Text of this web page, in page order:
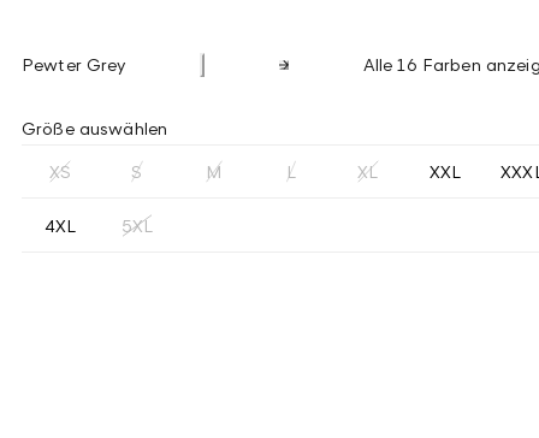
Pewter Grey Alle 16 Farben
Größe auswählen
XS S M L XL XXL
4XL 5XL